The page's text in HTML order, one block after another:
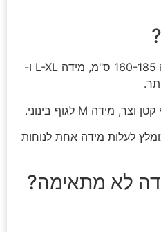
לגבר: מידה L מתאימה לגובה 160-185 ס"מ, מידה L-XL ו-
לעלות מידה אחת לנוחות
לא מתאימה?